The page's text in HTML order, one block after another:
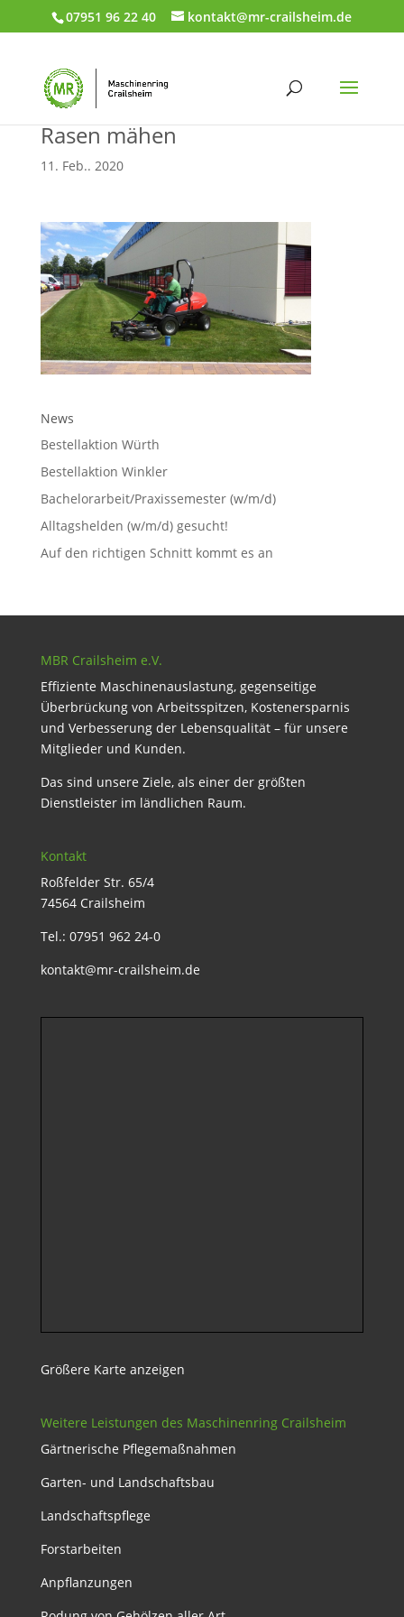
07951 96 22 40 kontakt@mr-crailsheim.de
Rasen mähen
11. Feb.. 2020
News
Bestellaktion Würth
Bestellaktion Winkler
Bachelorarbeit/Praxissemester (w/m/d)
Alltagshelden (w/m/d) gesucht!
Auf den richtigen Schnitt kommt es an
MBR Crailsheim e.V.
Effiziente Maschinenauslastung, gegenseitige
Überbrückung von Arbeitsspitzen, Kostenersparnis
und Verbesserung der Lebensqualität – für unsere
Mitglieder und Kunden.
Das sind unsere Ziele, als einer der größten
Dienstleister im ländlichen Raum.
Kontakt
Roßfelder Str. 65/4
74564 Crailsheim
Tel.: 07951 962 24-0
kontakt@mr-crailsheim.de
Größere Karte anzeigen
Weitere Leistungen des Maschinenring Crailsheim
Gärtnerische Pflegemaßnahmen
Garten- und Landschaftsbau
Landschaftspflege
Forstarbeiten
Anpflanzungen